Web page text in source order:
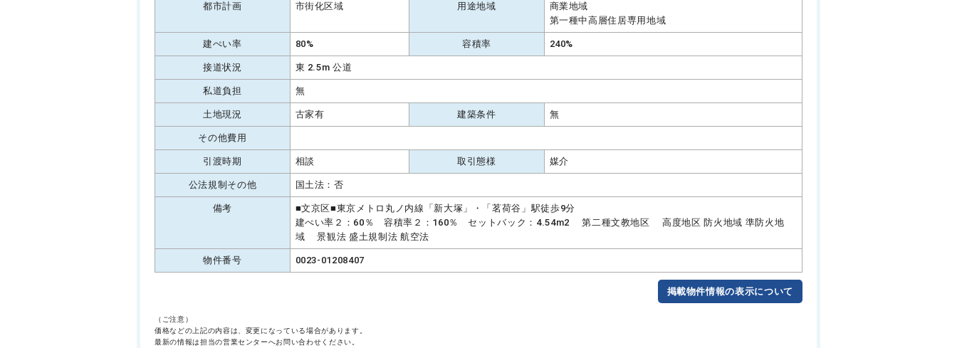
都市計画 市街化区域 用途地域
商業地域
第一種中高層住居専用地域
建ぺい率 80% 容積率 240%
接道状況 東 2.5m 公道
私道負担 無
土地現況 古家有 建築条件 無
その他費用
引渡時期 相談 取引態様 媒介
公法規制その他 国土法：否
備考
■文京区■東京メトロ丸ノ内線「新大塚」・「茗荷谷」駅徒歩9分
建ぺい率２：60％ 容積率２：160％ セットバック：4.54m2 第二種文教地区 高度地区 防火地域 準防火地
域 景観法 盛土規制法 航空法
物件番号 0023-01208407
掲載物件情報の表示について
（ご注意）
価格などの上記の内容は、変更になっている場合があります。
最新の情報は担当の営業センターへお問い合わせください。